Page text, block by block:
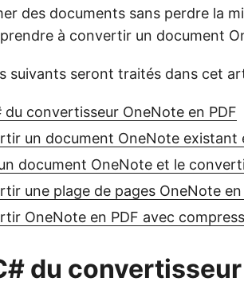
des documents sans perdre la
à convertir un document
suivants seront traités dans cet
du convertisseur OneNote en PDF
un document OneNote existant
document OneNote et le
une plage de pages OneNote en
OneNote en PDF avec
du